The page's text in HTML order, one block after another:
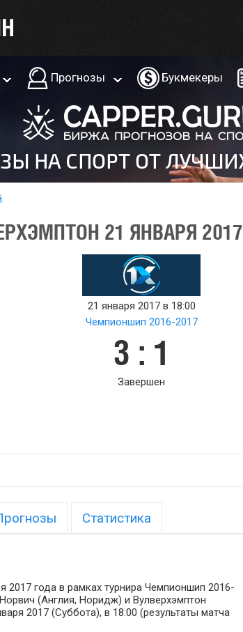
Прогнозы Букмекеры
21 ЯНВАРЯ 2017
21 января 2017 в 18:00
Чемпионшип 2016-2017
3 : 1
Завершен
Статистика
2017 года в рамках турнира Чемпионшип 2016-
(Англия, Норидж) и Вулверхэмптон
2017 (Суббота), в 18:00 (результаты матча